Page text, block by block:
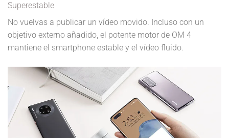
Superestable
No vuelvas a publicar un vídeo movido. Incluso con un
objetivo externo añadido, el potente motor de OM 4
mantiene el smartphone estable y el vídeo fluido.